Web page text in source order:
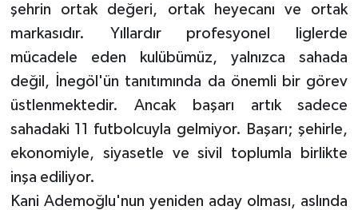
şehrin ortak değeri, ortak heyecanı ve ortak
markasıdır. Yıllardır profesyonel liglerde
mücadele eden kulübümüz, yalnızca sahada
değil, İnegöl'ün tanıtımında da önemli bir görev
üstlenmektedir. Ancak başarı artık sadece
sahadaki 11 futbolcuyla gelmiyor. Başarı; şehirle,
ekonomiyle, siyasetle ve sivil toplumla birlikte
inşa ediliyor.
Kani Ademoğlu'nun yeniden aday olması, aslında